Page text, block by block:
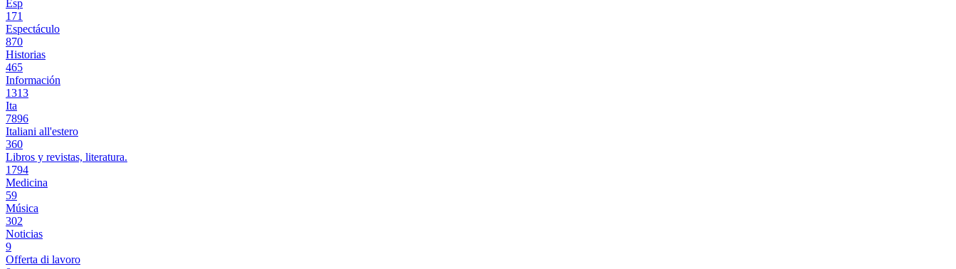
Esp
171
Espectáculo
870
Historias
465
Información
1313
Ita
7896
Italiani all'estero
360
Libros y revistas, literatura.
1794
Medicina
59
Música
302
Noticias
9
Offerta di lavoro